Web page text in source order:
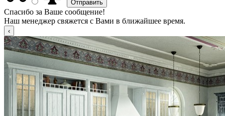
Спасибо за Ваше сообщение!
Наш менеджер свяжется с Вами в ближайшее время.